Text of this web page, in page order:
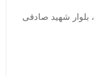
بلوار شهید صادقی